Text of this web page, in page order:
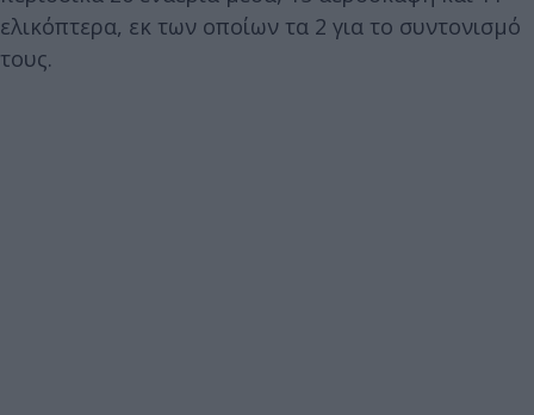
ελικόπτερα, εκ των οποίων τα 2 για το συντονισμό
τους.